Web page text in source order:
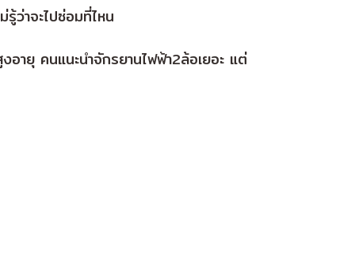
ว่าจะไปซ่อมที่ไหน
อายุ คนแนะนำจักรยานไฟฟ้า2ล้อเยอะ แต่